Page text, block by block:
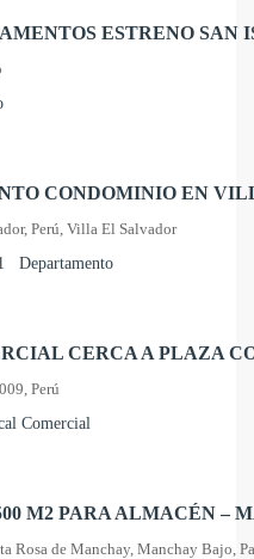
ESTRENO SAN
CONDOMINIO EN
Perú, Villa El Salvador
Departamento
CERCA A PLAZA
Perú
Comercial
M2 PARA ALMACÉN –
Rosa de Manchay, Manchay Bajo,